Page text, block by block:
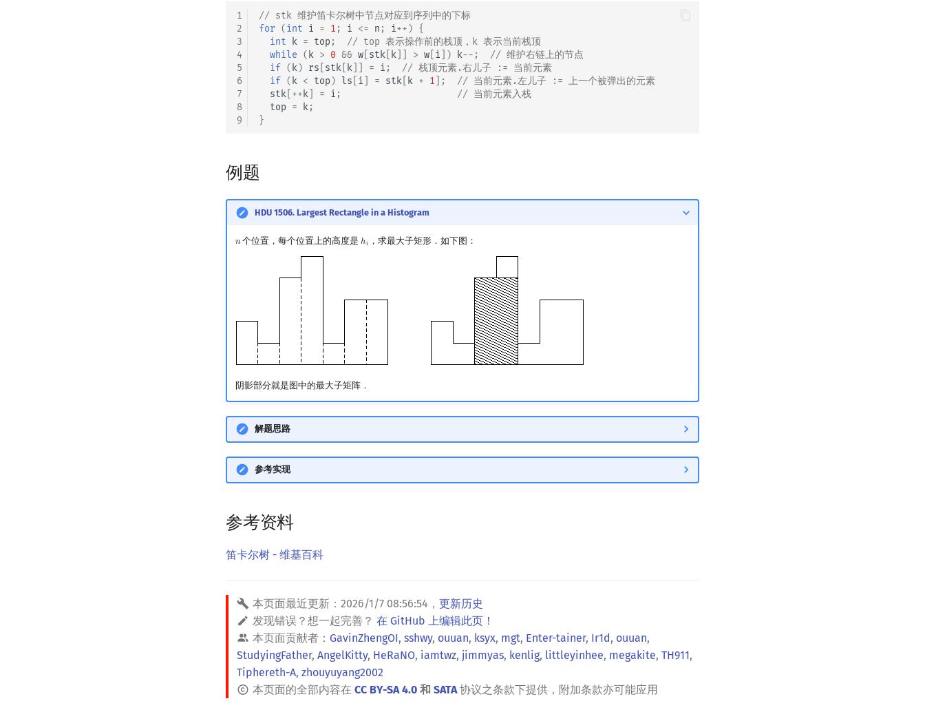
1
2
3
4
5
6
7
8
9
// stk 维护笛卡尔树中节点对应到序列中的下标
for (int i = 1 ; i <= n ; i++) {
int
k = top ;
// top 表示操作前的栈顶，k 表示当前栈顶
while ( k > 0 && w stk k > w i ]) k-- ;
// 维护右链上的节点
if ( k) rs stk k = i ;
// 栈顶元素.右儿子 := 当前元素
if ( k < top) ls i = stk k + 1 ];
// 当前元素.左儿子 := 上一个被弹出的元素
stk ++ k = i ;
// 当前元素入栈
top = k;
}
例题
HDU 1506. Largest Rectangle in a Histogram
𝑛
n个位置，每个位置上的高度是 ℎ𝑖
hi ，求最大子矩形．如下图：
阴影部分就是图中的最大子矩阵．
解题思路
参考实现
参考资料
笛卡尔树 - 维基百科
本页面最近更新： 2026/1/7 08:56:54 ， 更新历史
发现错误？想一起完善？ 在 GitHub 上编辑此页！
本页面贡献者： GavinZhengOI, sshwy, ouuan, ksyx, mgt, Enter-tainer, Ir1d, ouuan,
StudyingFather, AngelKitty, HeRaNO, iamtwz, jimmyas, kenlig, littleyinhee, megakite, TH911,
Tiphereth-A, zhouyuyang2002
本页面的全部内容在 CC BY-SA 4.0 和 SATA协议之条款下提供，附加条款亦可能应用